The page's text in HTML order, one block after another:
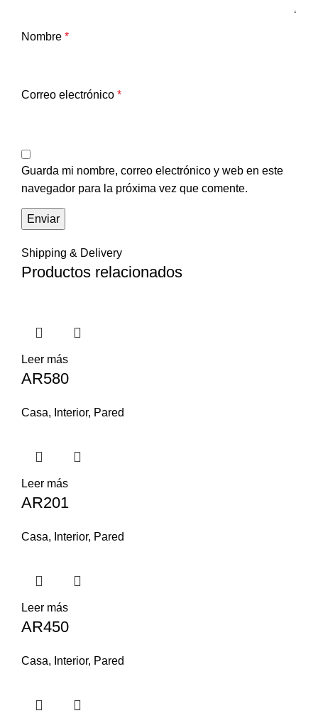
Nombre *
Correo electrónico *
Guarda mi nombre, correo electrónico y web en este
navegador para la próxima vez que comente.
Shipping & Delivery
Productos relacionados
Leer más
AR580
Casa, Interior, Pared
Leer más
AR201
Casa, Interior, Pared
Leer más
AR450
Casa, Interior, Pared